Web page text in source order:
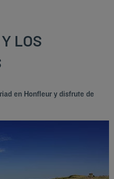
LOS
en Honfleur y disfrute de